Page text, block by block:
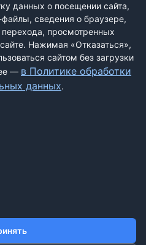
соцсети:
ПЕРСОНАЛЬНЫХ ДАННЫХ
данных о посещении сайта,
сведения о браузере,
перехода, просмотренных
Нажимая «Отказаться»,
сайтом без загрузки
— в Политике обработки
данных.